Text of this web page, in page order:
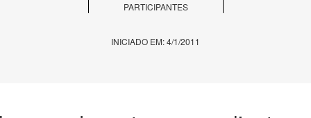
PARTICIPANTES
INICIADO EM: 4/1/2011